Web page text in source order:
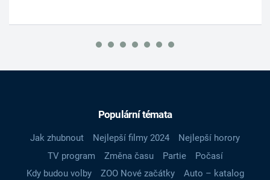
Populární témata
Jak zhubnout Nejlepší filmy 2024
Nejlepší horory
TV program
Změna času Partie
Počasí
Kdy budou volby
ZOO Nové začátky
Auto – katalog